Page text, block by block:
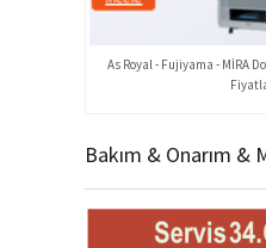
As Royal - Fujiyama - MİRA
Bakım & Onarım &